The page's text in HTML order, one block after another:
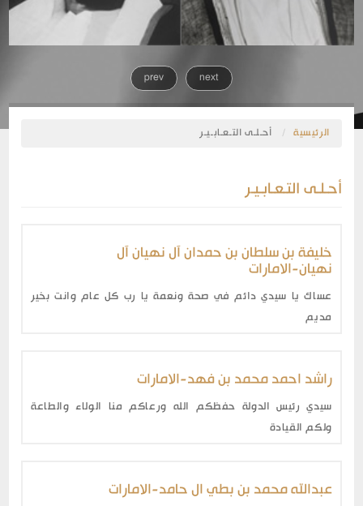
prev next
الرئيسية أحـلـى التـعـابـيـر
أحـلـى التـعـابـيـر
خليفة بن سلطان بن حمدان آل نهيان آل
نهيان-الامارات
عساك يا سيدي دائم في صحة ونعمة يا رب كل عام وانت بخير
مديم
راشد احمد محمد بن فهد-الامارات
سيدي رئيس الدولة حفظكم الله ورعاكم منا الولاء والطاعة
ولكم القيادة
عبدالله محمد بن بطي ال حامد-الامارات